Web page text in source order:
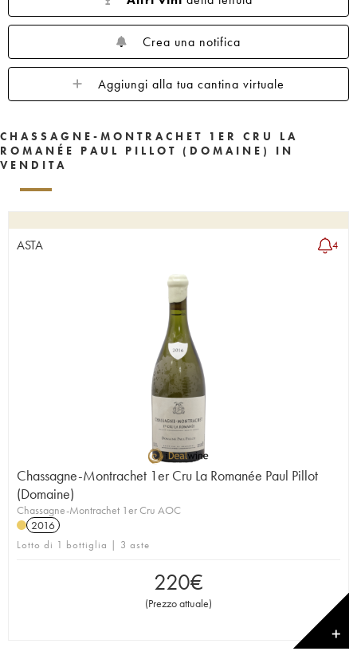
Crea una notifica
Aggiungi alla tua cantina virtuale
CHASSAGNE-MONTRACHET 1ER CRU LA
ROMANÉE PAUL PILLOT (DOMAINE) IN
VENDITA
ASTA 4
Chassagne-Montrachet 1er Cru La Romanée Paul Pillot
(Domaine)
Chassagne-Montrachet 1er Cru AOC
2016
Lotto di 1 bottiglia | 3 aste
220€
(Prezzo attuale)
✕